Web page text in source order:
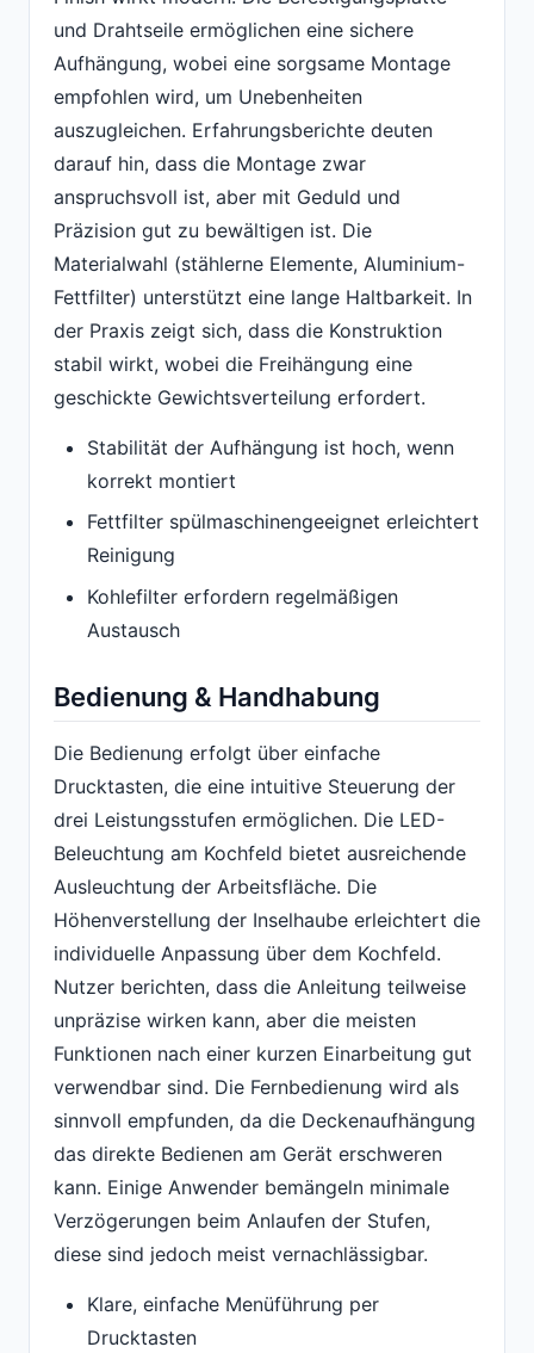
und Drahtseile ermöglichen eine sichere
Aufhängung, wobei eine sorgsame Montage
empfohlen wird, um Unebenheiten
auszugleichen. Erfahrungsberichte deuten
darauf hin, dass die Montage zwar
anspruchsvoll ist, aber mit Geduld und
Präzision gut zu bewältigen ist. Die
Materialwahl (stählerne Elemente, Aluminium-
Fettfilter) unterstützt eine lange Haltbarkeit. In
der Praxis zeigt sich, dass die Konstruktion
stabil wirkt, wobei die Freihängung eine
geschickte Gewichtsverteilung erfordert.
Stabilität der Aufhängung ist hoch, wenn
korrekt montiert
Fettfilter spülmaschinengeeignet erleichtert
Reinigung
Kohlefilter erfordern regelmäßigen
Austausch
Bedienung & Handhabung
Die Bedienung erfolgt über einfache
Drucktasten, die eine intuitive Steuerung der
drei Leistungsstufen ermöglichen. Die LED-
Beleuchtung am Kochfeld bietet ausreichende
Ausleuchtung der Arbeitsfläche. Die
Höhenverstellung der Inselhaube erleichtert die
individuelle Anpassung über dem Kochfeld.
Nutzer berichten, dass die Anleitung teilweise
unpräzise wirken kann, aber die meisten
Funktionen nach einer kurzen Einarbeitung gut
verwendbar sind. Die Fernbedienung wird als
sinnvoll empfunden, da die Deckenaufhängung
das direkte Bedienen am Gerät erschweren
kann. Einige Anwender bemängeln minimale
Verzögerungen beim Anlaufen der Stufen,
diese sind jedoch meist vernachlässigbar.
Klare, einfache Menüführung per
Drucktasten